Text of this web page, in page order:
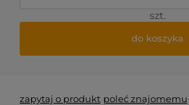
szt.
do koszyka
zapytaj o produkt poleć znajomemu